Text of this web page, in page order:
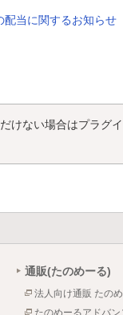
配当に関するお知らせ
けない場合はプラグイ
通販(たのめーる)
法人向け通販 たの
たのめーるアドバン